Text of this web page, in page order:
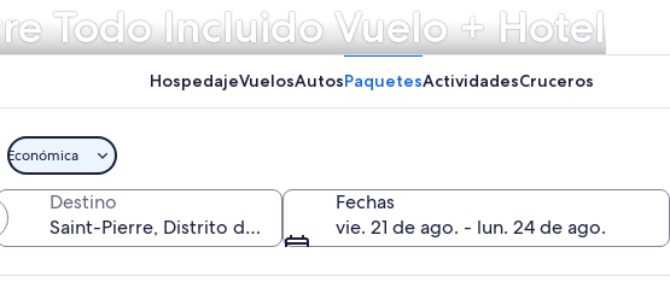
Todo Incluido Vuelo + Hotel
para desbloquear ofertas
HospedajeVuelosAutosPaquetesActividadesCruceros
Económica
Destino
Fechas
vie. 21 de ago. - lun. 24 de ago.